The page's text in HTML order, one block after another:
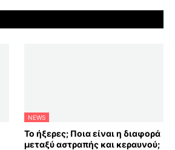
NEWS
Το ήξερες; Ποια είναι η διαφορά
μεταξύ αστραπής και κεραυνού;